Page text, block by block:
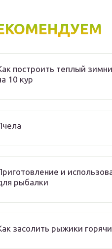
построить теплый
10 кур
и
рыбалки
засолить рыжики